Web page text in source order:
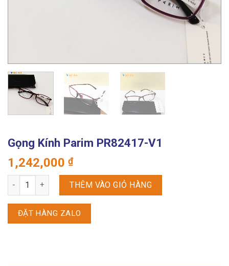
Gọng Kính Parim PR82417-V1
1,242,000 ₫
Gọng Kính Parim PR82417-V1 số lượng
THÊM VÀO GIỎ HÀNG
ĐẶT HÀNG ZALO